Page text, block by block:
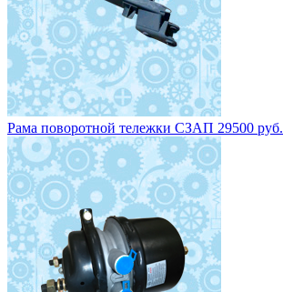
Рама поворотной тележки СЗАП 29500 руб.